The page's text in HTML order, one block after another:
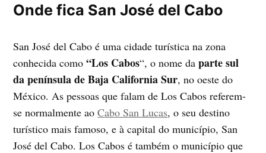
Onde fica San José del Cabo
San José del Cabo é uma cidade turística na zona
conhecida como“Los Cabos“, o nome da parte sul
da península de Baja California Sur, no oeste do
México. As pessoas que falam de Los Cabos referem-
se normalmente aoCabo San Lucas, o seu destino
turístico mais famoso, e à capital do município, San
José del Cabo. Los Cabos é também o município que